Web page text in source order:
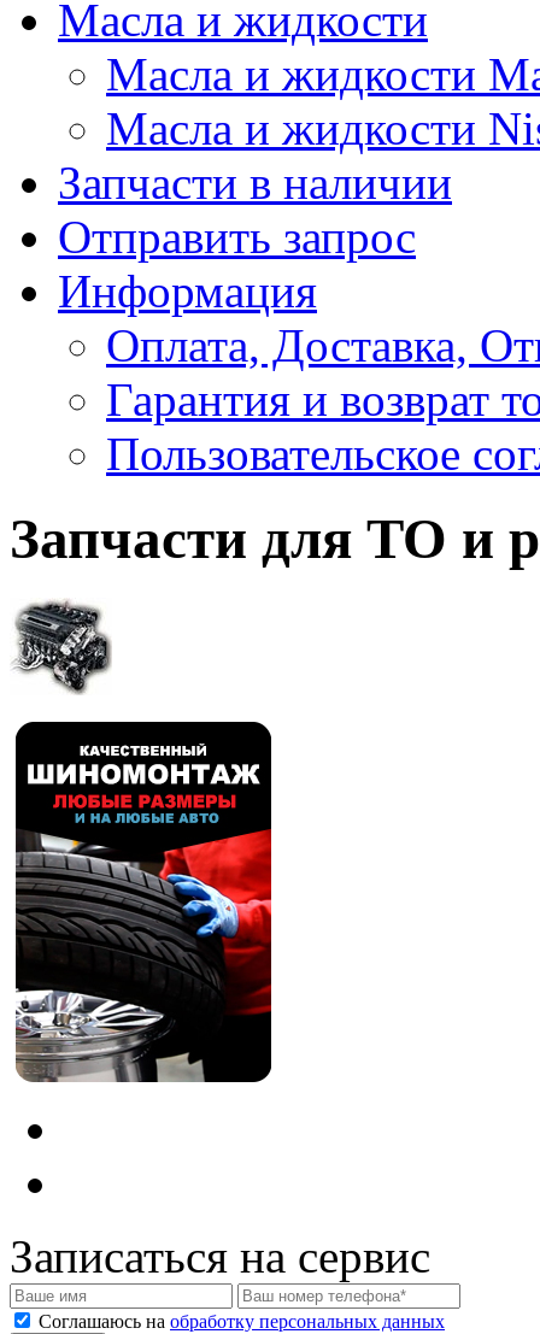
Масла и жидкости
Масла и жидкости
Масла и жидкости
Запчасти в наличии
Отправить запрос
Информация
Оплата, Доставка,
Гарантия и возврат
Пользовательское
Запчасти для ТО и
Записаться на сервис
Соглашаюсь на обработку персональных данных